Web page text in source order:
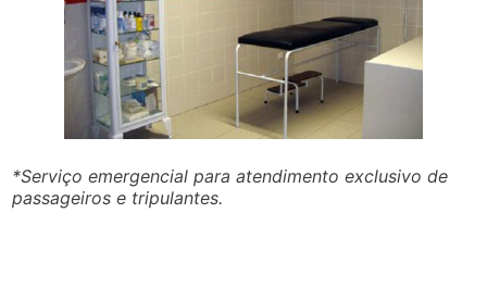
*Serviço emergencial para atendimento exclusivo de
passageiros e tripulantes.